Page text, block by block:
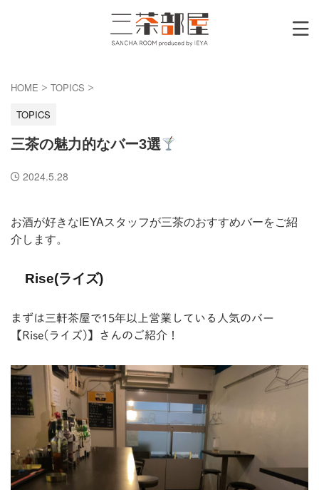
HOME > TOPICS >
TOPICS
三茶の魅力的なバー3選
2024.5.28
お酒が好きなIEYAスタッフが三茶のおすすめバーをご紹
介します。
Rise(ライズ)
まずは三軒茶屋で15年以上営業している人気のバー
【Rise(ライズ)】さんのご紹介！